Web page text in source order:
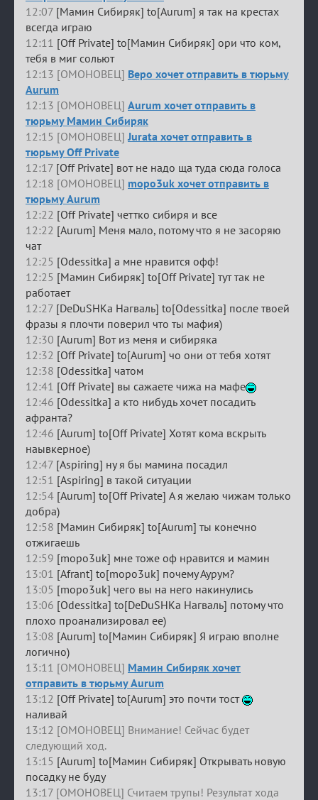
12:07 [Мамин Сибиряк] to[Aurum] я так на крестах
всегда играю
12:11 [Off Private] to[Мамин Сибиряк] ори что ком,
тебя в миг сольют
12:13 [ОМОНОВЕЦ] Веро хочет отправить в тюрьму
Aurum
12:13 [ОМОНОВЕЦ] Aurum хочет отправить в
тюрьму Мамин Сибиряк
12:15 [ОМОНОВЕЦ]Jurata хочет отправить в
тюрьму Off Private
12:17 [Off Private] вот не надо ща туда сюда голоса
12:18 [ОМОНОВЕЦ] mopo3uk хочет отправить в
тюрьму Aurum
12:22 [Off Private] четтко сибиря и все
12:22 [Aurum] Меня мало, потому что я не засоряю
чат
12:25 [Odessitka] а мне нравится офф!
12:25 [Мамин Сибиряк] to[Off Private] тут так не
работает
12:27 [DeDuSHKa Нагваль] to[Odessitka] после твоей
фразы я плочти поверил что ты мафия)
12:30 [Aurum] Вот из меня и сибиряка
12:32 [Off Private] to[Aurum] чо они от тебя хотят
12:38 [Odessitka] чатом
12:41 [Off Private] вы сажаете чижа на мафе
12:46 [Odessitka] а кто нибудь хочет посадить
афранта?
12:46 [Aurum] to[Off Private] Хотят кома вскрыть
наывкерное)
12:47 [Aspiring] ну я бы мамина посадил
12:51 [Aspiring] в такой ситуации
12:54 [Aurum] to[Off Private] А я желаю чижам только
добра)
12:58 [Мамин Сибиряк] to[Aurum] ты конечно
отжигаешь
12:59 [mopo3uk] мне тоже оф нравится и мамин
13:01 [Afrant] to[mopo3uk] почему Аурум?
13:05 [mopo3uk] чего вы на него накинулись
13:06 [Odessitka] to[DeDuSHKa Нагваль] потому что
плохо проанализировал ее)
13:08 [Aurum] to[Мамин Сибиряк] Я играю вполне
логично)
13:11 [ОМОНОВЕЦ] Мамин Сибиряк хочет
отправить в тюрьму Aurum
13:12 [Off Private] to[Aurum] это почти тост
наливай
13:12 [ОМОНОВЕЦ] Внимание! Сейчас будет
следующий ход.
13:15 [Aurum] to[Мамин Сибиряк] Открывать новую
посадку не буду
13:17 [ОМОНОВЕЦ] Считаем трупы! Результат хода